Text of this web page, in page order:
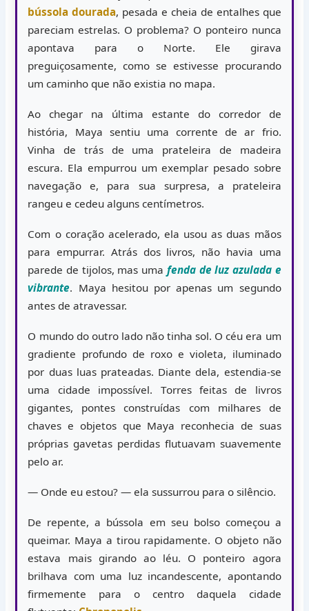
bússola dourada, pesada e cheia de entalhes que
pareciam estrelas. O problema? O ponteiro nunca
apontava para o Norte. Ele girava
preguiçosamente, como se estivesse procurando
um caminho que não existia no mapa.
Ao chegar na última estante do corredor de
história, Maya sentiu uma corrente de ar frio.
Vinha de trás de uma prateleira de madeira
escura. Ela empurrou um exemplar pesado sobre
navegação e, para sua surpresa, a prateleira
rangeu e cedeu alguns centímetros.
Com o coração acelerado, ela usou as duas mãos
para empurrar. Atrás dos livros, não havia uma
parede de tijolos, mas uma fenda de luz azulada e
vibrante. Maya hesitou por apenas um segundo
antes de atravessar.
O mundo do outro lado não tinha sol. O céu era um
gradiente profundo de roxo e violeta, iluminado
por duas luas prateadas. Diante dela, estendia-se
uma cidade impossível. Torres feitas de livros
gigantes, pontes construídas com milhares de
chaves e objetos que Maya reconhecia de suas
próprias gavetas perdidas flutuavam suavemente
pelo ar.
— Onde eu estou? — ela sussurrou para o silêncio.
De repente, a bússola em seu bolso começou a
queimar. Maya a tirou rapidamente. O objeto não
estava mais girando ao léu. O ponteiro agora
brilhava com uma luz incandescente, apontando
firmemente para o centro daquela cidade